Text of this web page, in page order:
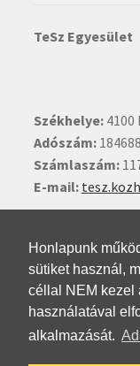
Honlapunk
sütiket használ,
céllal NEM kezel
használatával
alkalmazását.
TeSz Egyesület
Székhelye:4100
Adószám:
Számlaszám:
E-mail:
© Testvéri